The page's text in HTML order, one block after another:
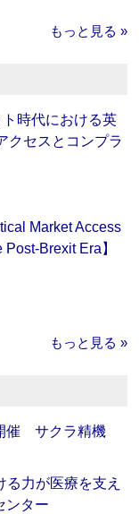
もっと見る »
ト時代における英
クセスとコンプラ
Market Access
Brexit Era】
もっと見る »
催 サクラ精機
力が医療を支え
ター